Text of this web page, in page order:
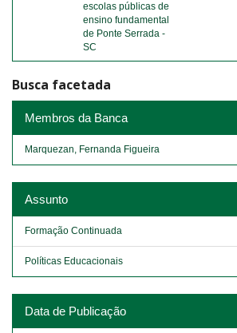
escolas públicas de
ensino fundamental
de Ponte Serrada -
SC
Busca facetada
Membros da Banca
Marquezan, Fernanda Figueira
Assunto
Formação Continuada
Políticas Educacionais
Data de Publicação